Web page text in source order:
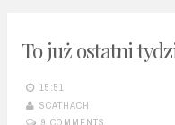
To już ostatni
15:51
SCATHACH
9 COMMENTS